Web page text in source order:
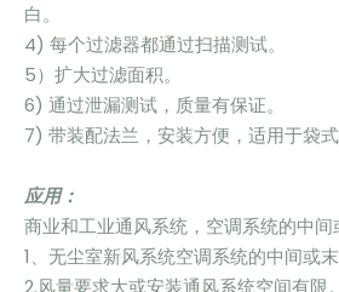
白。
4) 每个过滤器都通过扫描测试。
5）扩大过滤面积。
6) 通过泄漏测试，质量有保证。
7) 带装配法兰，安装方便，适用于袋式
应用：
商业和工业通风系统，空调系统的中间
1、无尘室新风系统空调系统的中间或
2.风量要求大或安装通风系统空间有限。